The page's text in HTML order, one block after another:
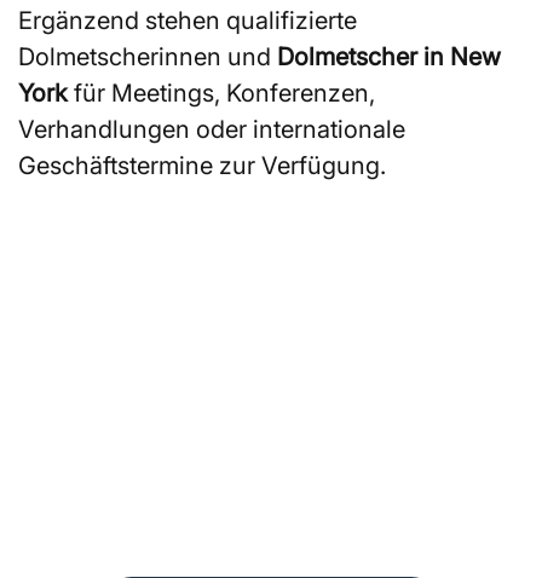
Ergänzend stehen qualifizierte
Dolmetscherinnen und Dolmetscher in New
Yorkfür Meetings, Konferenzen,
Verhandlungen oder internationale
Geschäftstermine zur Verfügung.